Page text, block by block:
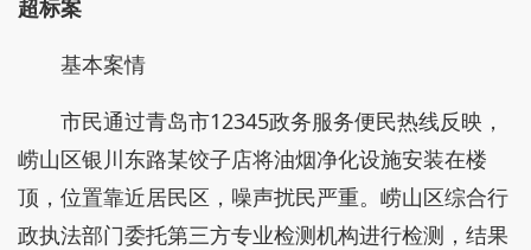
超标案
基本案情
市民通过青岛市12345政务服务便民热线反映，
崂山区银川东路某饺子店将油烟净化设施安装在楼
顶，位置靠近居民区，噪声扰民严重。崂山区综合行
政执法部门委托第三方专业检测机构进行检测，结果